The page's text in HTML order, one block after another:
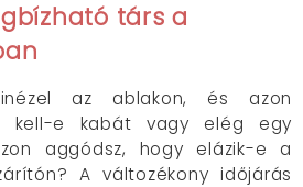
társ a
az ablakon, és azon
kell-e kabát vagy elég egy
aggódsz, hogy elázik-e a
A változékony időjárás